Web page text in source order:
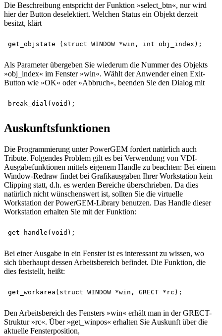
Die Beschreibung entspricht der Funktion »select_btn«, nur wird
hier der Button deselektiert. Welchen Status ein Objekt derzeit
besitzt, klärt
Als Parameter übergeben Sie wiederum die Nummer des Objekts
»obj_index« im Fenster »win«. Wählt der Anwender einen Exit-
Button wie »OK« oder »Abbruch«, beenden Sie den Dialog mit
Auskunftsfunktionen
Die Programmierung unter PowerGEM fordert natürlich auch
Tribute. Folgendes Problem gilt es bei Verwendung von VDI-
Ausgabefunktionen mittels eigenem Handle zu beachten: Bei einem
Window-Redraw findet bei Grafikausgaben Ihrer Workstation kein
Clipping statt, d.h. es werden Bereiche überschrieben. Da dies
natürlich nicht wünschenswert ist, sollten Sie die virtuelle
Workstation der PowerGEM-Library benutzen. Das Handle dieser
Workstation erhalten Sie mit der Funktion:
Bei einer Ausgabe in ein Fenster ist es interessant zu wissen, wo
sich überhaupt dessen Arbeitsbereich befindet. Die Funktion, die
dies feststellt, heißt:
Den Arbeitsbereich des Fensters »win« erhält man in der GRECT-
Struktur »rc«. Über »get_winpos« erhalten Sie Auskunft über die
aktuelle Fensterposition,